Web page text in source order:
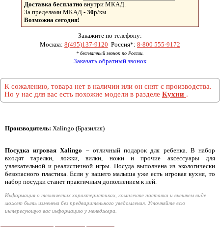
Доставка бесплатно внутри МКАД.
За пределами МКАД - 30р/км.
Возможна сегодня!
Закажите по телефону:
Москва: 8(495)137-9120 Россия*: 8-800 555-9172
* бесплатный звонок по России.
Заказать обратный звонок
К сожалению, товара нет в наличии или он снят с производства.
Но у нас для вас есть похожие модели в разделе Кухни .
Производитель: Xalingo (Бразилия)
Посудка игровая Xalingo – отличный подарок для ребенка. В набор
входят тарелки, ложки, вилки, ножи и прочие аксессуары для
увлекательной и реалистичной игры. Посуда выполнена из экологически
безопасного пластика. Если у вашего малыша уже есть игровая кухня, то
набор посудки станет практичным дополнением к ней.
Информация о технических характеристиках, комплекте поставки и внешнем виде
может быть изменена без предварительного уведомления. Уточняйте всю
интересующую вас информацию у менеджера.